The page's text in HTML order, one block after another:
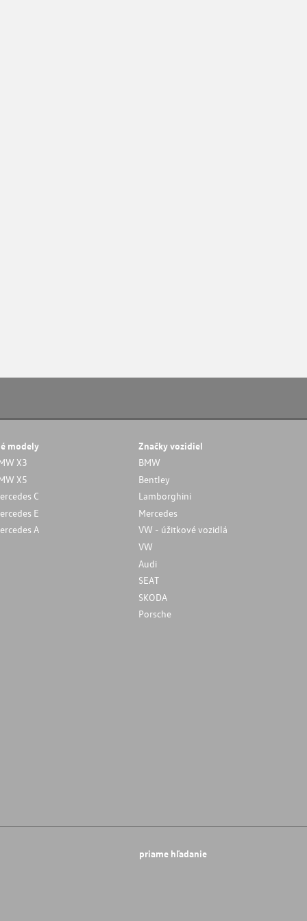
modely
X3
X5
C
E
A
Značky vozidiel
BMW
Bentley
Lamborghini
Mercedes
VW - úžitkové vozidlá
VW
Audi
SEAT
SKODA
Porsche
priame hľadanie